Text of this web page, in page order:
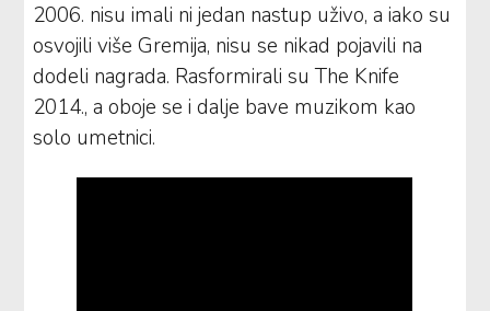
2006. nisu imali ni jedan nastup uživo, a iako su
osvojili više Gremija, nisu se nikad pojavili na
dodeli nagrada. Rasformirali su The Knife
2014., a oboje se i dalje bave muzikom kao
solo umetnici.